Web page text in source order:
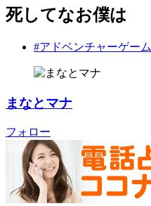
死してなお僕は
#アドベンチャーゲーム
まなとマナ
フォロー